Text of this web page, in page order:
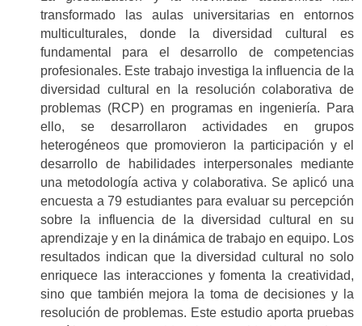
transformado las aulas universitarias en entornos
multiculturales, donde la diversidad cultural es
fundamental para el desarrollo de competencias
profesionales. Este trabajo investiga la influencia de la
diversidad cultural en la resolución colaborativa de
problemas (RCP) en programas en ingeniería. Para
ello, se desarrollaron actividades en grupos
heterogéneos que promovieron la participación y el
desarrollo de habilidades interpersonales mediante
una metodología activa y colaborativa. Se aplicó una
encuesta a 79 estudiantes para evaluar su percepción
sobre la influencia de la diversidad cultural en su
aprendizaje y en la dinámica de trabajo en equipo. Los
resultados indican que la diversidad cultural no solo
enriquece las interacciones y fomenta la creatividad,
sino que también mejora la toma de decisiones y la
resolución de problemas. Este estudio aporta pruebas